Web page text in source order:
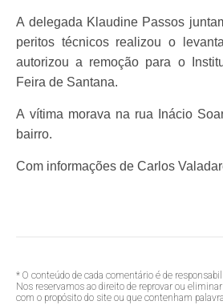
A delegada Klaudine Passos
peritos técnicos realizou o
autorizou a remoção para o
Feira de Santana.
A vítima morava na rua Inácio
bairro.
Com informações de Carlos
* O conteúdo de cada comentário é de
Nos reservamos ao direito de reprovar ou
com o propósito do site ou que contenham